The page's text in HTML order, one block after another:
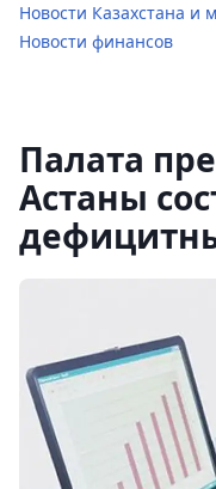
Новости Казахстана и
Новости финансов
Палата
Астаны